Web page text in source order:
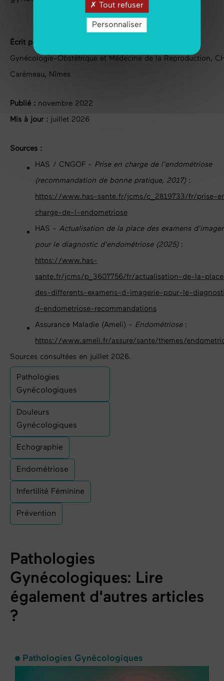
Écrit par :
Gynécologie-Obstétrique et Médecine de la Reproduction,
Carémeau, Nîmes
Publié : novembre 2022
Mis à jour : juillet 2026
Sources :
HAS / CNGOF - Prise en charge de l'endométriose
(recommandation de bonne pratique, 2017):
https://www.has-sante.fr/jcms/c_2819733/fr/prise-
charge-de-l-endometriose
HAS - Actualisation de la place des examens
pour le diagnostic d'endométriose (2025):
https://www.has-
sante.fr/jcms/p_3607756/fr/actualisation-de-la-
des-differents-examens-d-imagerie-pour-le-
d-endometriose-recommandations
Assurance Maladie (Ameli) - Endométriose:
https://www.ameli.fr/assure/sante/themes/
Sources consultées en juillet 2026.
Pathologies
Gynécologiques
Douleurs
Gynécologiques
Echographie
Endométriose
Infertilité Féminine
Prévention
Pathologies
Gynécologiques: Lire
également d'autres articles
?
Pathologies Gynécologiques
Tout refuser
Personnaliser